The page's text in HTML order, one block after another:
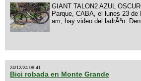
GIANT TALON2 AZUL
Parque, CABA, el lunes 23 de
am, hay video del ladrÃ³n.
24/12/24 08:41
Bici robada en Monte Grande